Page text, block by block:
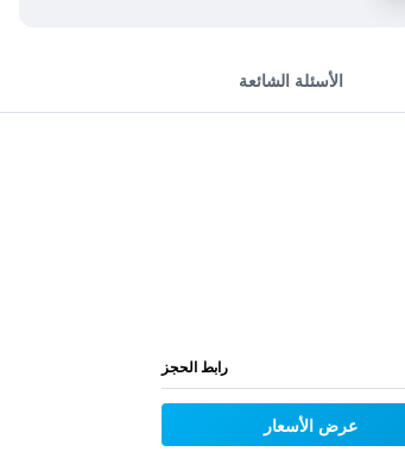
الأسئلة الشائعة
رابط الحجز
عرض الأسعار